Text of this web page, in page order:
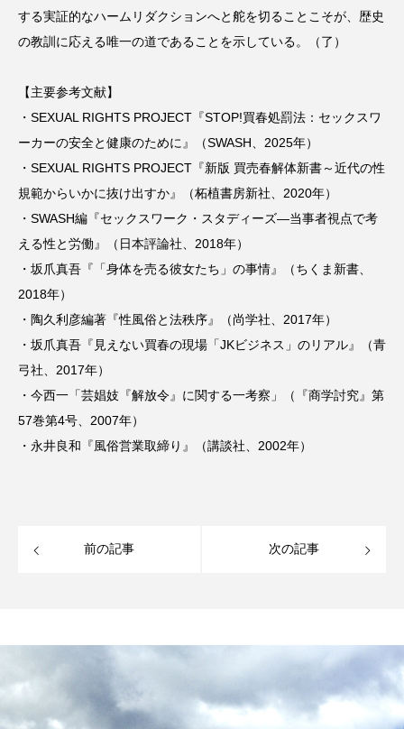
する実証的なハームリダクションへと舵を切ることこそが、歴史
の教訓に応える唯一の道であることを示している。（了）
【主要参考文献】
・SEXUAL RIGHTS PROJECT『STOP!買春処罰法：セックスワ
ーカーの安全と健康のために』（SWASH、2025年）
・SEXUAL RIGHTS PROJECT『新版 買売春解体新書～近代の性
規範からいかに抜け出すか』（柘植書房新社、2020年）
・SWASH編『セックスワーク・スタディーズ―当事者視点で考
える性と労働』（日本評論社、2018年）
・坂爪真吾『「身体を売る彼女たち」の事情』（ちくま新書、
2018年）
・陶久利彦編著『性風俗と法秩序』（尚学社、2017年）
・坂爪真吾『見えない買春の現場「JKビジネス」のリアル』（青
弓社、2017年）
・今西一「芸娼妓『解放令』に関する一考察」（『商学討究』第
57巻第4号、2007年）
・永井良和『風俗営業取締り』（講談社、2002年）
前の記事 次の記事